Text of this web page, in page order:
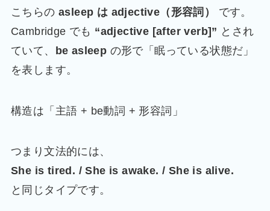
こちらの asleep は adjective（形容詞）
です。
Cambridge でも “adjective [after verb]” とされ
ていて、 be asleep の形で「眠っている状態だ」
を表します。
構造は「主語 + be動詞 + 形容詞」
つまり文法的には、
She is tired. / She is awake. / She is alive.
と同じタイプです。